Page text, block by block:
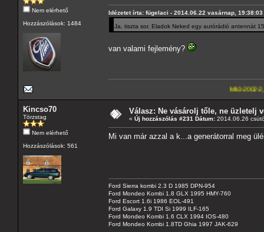
Nem elérhető
Hozzászólások: 1484
Idézetet írta: fügelaci - 2014.06.22 vasárnap, 19:38:03
Ja, tiszta sor. Eladok Neked egy autórádió antennát
van valami fejlemény?
Mk3-2002-2,5-V6---A4-es
Kincso70
Törzstag
Nem elérhető
Hozzászólások: 561
Válasz: Ne vásárolj tőle, ne üzletelj
« Új hozzászólás #231 Dátum: 2014.06.26
Mi van már azzal a k...a generátorral meg
Ford Sierra kombi 2.3 D 1985 DPN-954
Ford Mondeo Kombi 1.8 GLX 1995 HMY-760
Ford Escort 1.6i 1986 EOL-491
Ford Galaxy 1.9 TDI Si 1999 ILF-165
Ford Mondeo Kombi 1.6 CLX 1994 IOS-480
Ford Mondeo Kombi 1.8TD Ghia 1997 JAK-629